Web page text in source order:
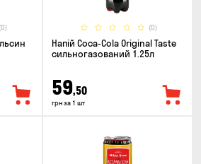
(0) (0)
Напій Coca-Cola Original Taste
сильногазований 1.25л
59,50
грн за 1 шт